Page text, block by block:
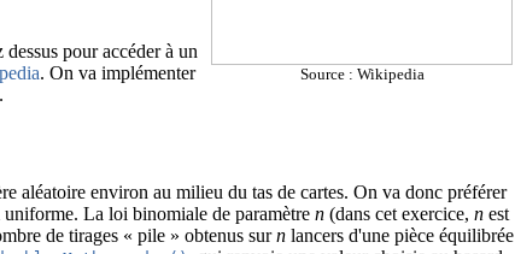
pour accéder à un
. On va implémenter
Source : Wikipedia
aléatoire environ au milieu du tas de cartes. On va donc préférer
La loi binomiale de paramètren (dans cet exercice,n est
de tirages « pile » obtenus surn lancers d'une pièce équilibrée